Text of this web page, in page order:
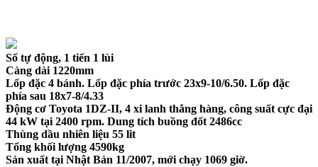
Số tự động, 1 tiến 1 lùi
Càng dài 1220mm
Lốp đặc 4 bánh. Lốp đặc phía trước 23x9-10/6.50. Lốp đặc
phía sau 18x7-8/4.33
Động cơ Toyota 1DZ-II, 4 xi lanh thẳng hàng, công suất cực đại
44 kW tại 2400 rpm. Dung tích buồng đốt 2486cc
Thùng dầu nhiên liệu 55 lit
Tổng khối lượng 4590kg
Sản xuất tại Nhật Bản 11/2007, mới chạy 1069 giờ.